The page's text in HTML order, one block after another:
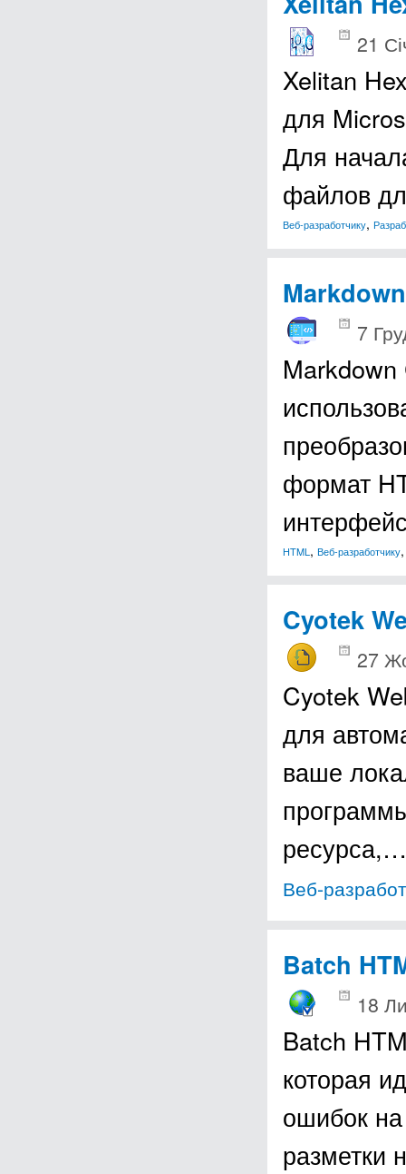
21
Xelitan
для
Для
файлов
Веб-разработчику,
7
Markdown
формат
HTML , Веб-разработчику
Cyotek
27
Cyotek
для
ваше
ресурса,…
Веб-
Batch
18
Batch
которая
ошибок на
разметки